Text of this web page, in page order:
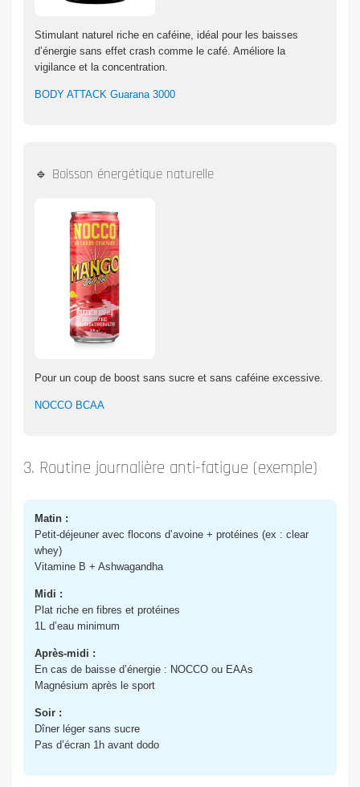
Stimulant naturel riche en caféine, idéal pour les baisses
d’énergie sans effet crash comme le café. Améliore la
vigilance et la concentration.
BODY ATTACK Guarana 3000
🔹 Boisson énergétique naturelle
Pour un coup de boost sans sucre et sans caféine excessive.
NOCCO BCAA
3. Routine journalière anti-fatigue (exemple)
Matin :
Petit-déjeuner avec flocons d’avoine + protéines (ex : clear
whey)
Vitamine B + Ashwagandha
Midi :
Plat riche en fibres et protéines
1L d’eau minimum
Après-midi :
En cas de baisse d’énergie : NOCCO ou EAAs
Magnésium après le sport
Soir :
Dîner léger sans sucre
Pas d’écran 1h avant dodo